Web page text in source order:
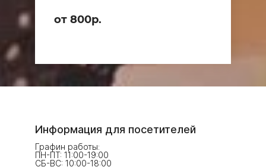
от 800р.
Информация для посетителей
Графин работы:
ПН-ПТ: 11:00-19:00
СБ-ВС: 10:00-18:00